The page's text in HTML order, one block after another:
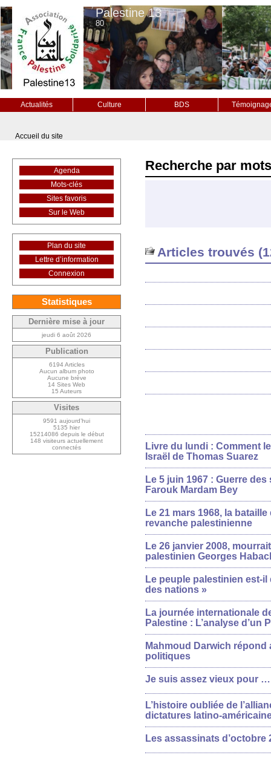
Palestine 13
80
Actualités Culture BDS
Accueil du site
Recherche par
Articles trouvés
Livre du lundi : Comment
Israël de Thomas Suarez
Le 5 juin 1967 : Guerre
Farouk Mardam Bey
Le 21 mars 1968, la
revanche palestinienne
Le 26 janvier 2008,
palestinien Georges
Le peuple palestinien est-il
des nations »
La journée internationale
Palestine : L’analyse d’un
Mahmoud Darwich répond
politiques
Je suis assez vieux pour …
L’histoire oubliée de
dictatures latino-
Les assassinats d’octobre
Agenda
Mots-clés
Sites favoris
Sur le Web
Plan du site
Lettre d’information
Connexion
Statistiques
Dernière mise à jour
jeudi 6 août 2026
Publication
6194 Articles
Aucun album photo
Aucune brève
14 Sites Web
15 Auteurs
Visites
9591 aujourd’hui
5135 hier
15214086 depuis le début
148 visiteurs actuellement
connectés